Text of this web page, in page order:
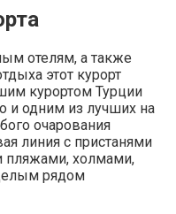
отелям, а также
этот курорт
курортом Турции
и одним из лучших на
очарования
линия с пристанями
пляжами, холмами,
рядом